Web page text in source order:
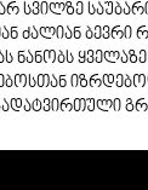
სვილზე
ძალიან ბევრი
ნანობს